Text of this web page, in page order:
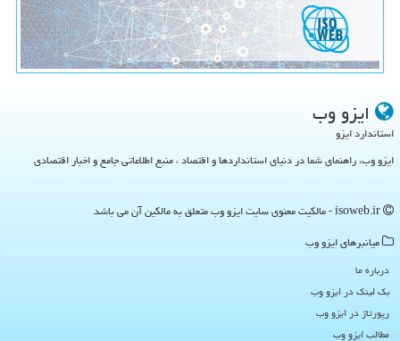
ایزو وب
استاندارد ایزو
ایزو وب، راهنمای شما در دنیای استانداردها و اقتصاد ، منبع اطلاعاتی جامع و اخبار اقتصادی
میانبرهای ایزو وب
درباره ما
بک لینک در ایزو وب
رپورتاژ در ایزو وب
مطالب ایزو وب